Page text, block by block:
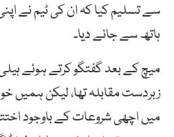
سے تسلیم کیا کہ ان کی ٹیم نے
ہاتھ سے جانے دیا۔
میچ کے بعد گفتگو کرتے ہوئے
زبردست مقابلہ تھا، لیکن
میں اچھی شروعات کے باوجود